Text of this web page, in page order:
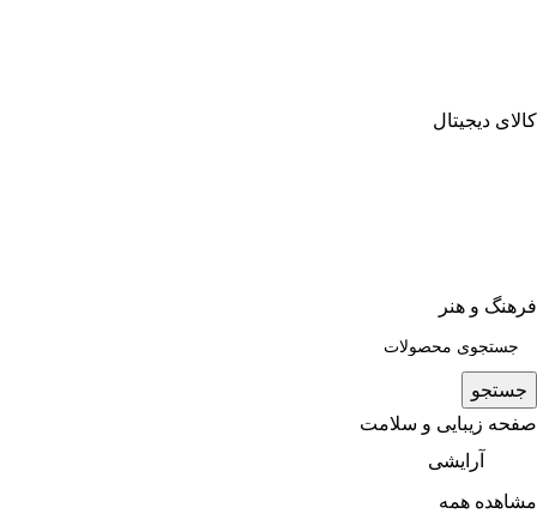
کالای دیجیتال
فرهنگ و هنر
جستجو
صفحه زیبایی و سلامت
آرایشی
مشاهده همه